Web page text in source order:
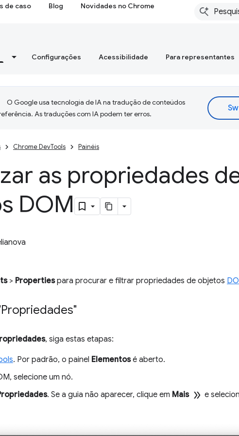
de caso Blog Novidades no Chrome
Configurações Acessibilidade Para representantes
O Google usa tecnologia de IA na tradução de conteúdos
As traduções com IA podem ter erros.
Chrome DevTools Painéis
as propriedades
DOM
> Propertiespara procurar e filtrar propriedades de objetos
, siga estas etapas:
. Por padrão, o painel Elementosé aberto.
selecione um nó.
. Se a guia não aparecer, clique em Mais double_arrow e